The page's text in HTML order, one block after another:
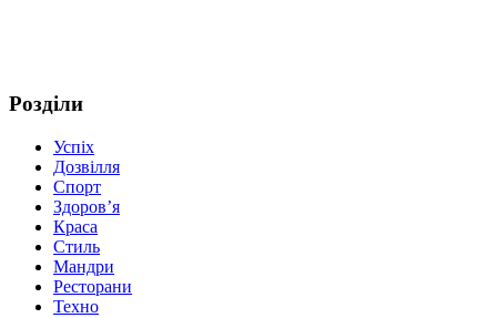
Розділи
Успіх
Дозвілля
Спорт
Здоров’я
Краса
Стиль
Мандри
Ресторани
Техно